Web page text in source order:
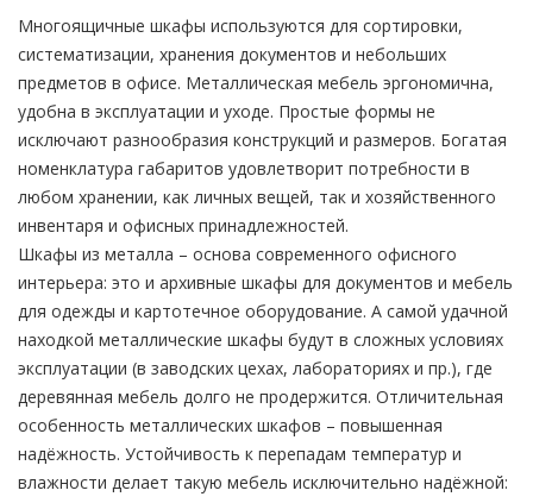
Многоящичные шкафы используются для сортировки,
систематизации, хранения документов и небольших
предметов в офисе. Металлическая мебель эргономична,
удобна в эксплуатации и уходе. Простые формы не
исключают разнообразия конструкций и размеров. Богатая
номенклатура габаритов удовлетворит потребности в
любом хранении, как личных вещей, так и хозяйственного
инвентаря и офисных принадлежностей.
Шкафы из металла – основа современного офисного
интерьера: это и архивные шкафы для документов и мебель
для одежды и картотечное оборудование. А самой удачной
находкой металлические шкафы будут в сложных условиях
эксплуатации (в заводских цехах, лабораториях и пр.), где
деревянная мебель долго не продержится. Отличительная
особенность металлических шкафов – повышенная
надёжность. Устойчивость к перепадам температур и
влажности делает такую мебель исключительно надёжной: